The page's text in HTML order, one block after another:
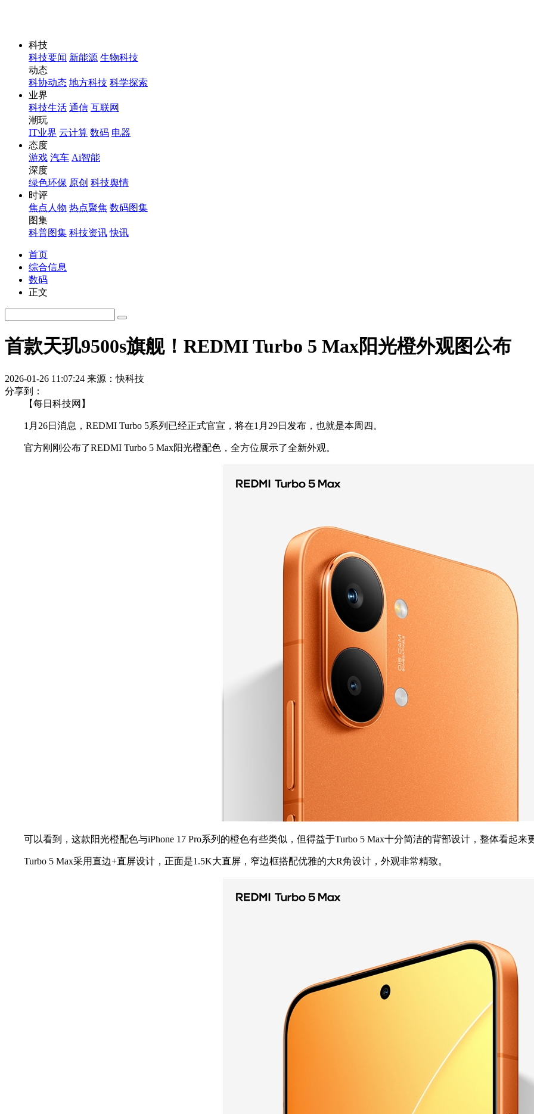
科技
科技要闻 新能源 生物科技
动态
科协动态 地方科技 科学探索
业界
科技生活 通信 互联网
潮玩
IT业界 云计算 数码 电器
态度
游戏 汽车 Ai智能
深度
绿色环保 原创 科技舆情
时评
焦点人物 热点聚焦 数码图集
图集
科普图集 科技资讯 快讯
首页
综合信息
数码
正文
首款天玑9500s旗舰！REDMI Turbo 5 Max阳光橙外观图公布
2026-01-26 11:07:24 来源：快科技
分享到：
【每日科技网】
1月26日消息，REDMI Turbo 5系列已经正式官宣，将在1月29日发布，也就是本周四。
官方刚刚公布了REDMI Turbo 5 Max阳光橙配色，全方位展示了全新外观。
可以看到，这款阳光橙配色与iPhone 17 Pro系列的橙色有些类似，但得益于Turbo 5 Max十分简洁的背部设计，整体看起来
Turbo 5 Max采用直边+直屏设计，正面是1.5K大直屏，窄边框搭配优雅的大R角设计，外观非常精致。